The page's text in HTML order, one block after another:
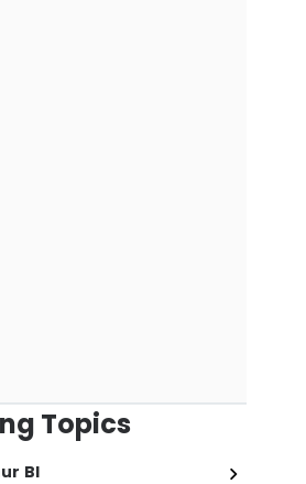
Topics
BI